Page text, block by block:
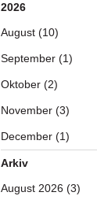
2026
August (10)
September (1)
Oktober (2)
November (3)
December (1)
Arkiv
August 2026 (3)